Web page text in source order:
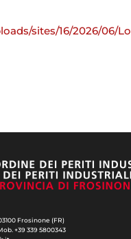
sites/16/2026/06/
Frosinone (FR)
+39 339 5800343